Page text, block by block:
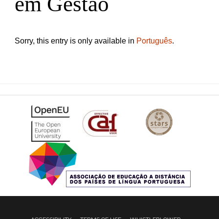
Sorry, this entry is only available in Português.